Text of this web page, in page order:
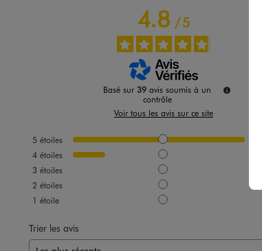
4.8/5
Basé sur39 avis soumis à un
contrôle
Voir tous les avis sur ce site
5 étoiles
4 étoiles
3 étoiles
2 étoiles
1 étoile
Trier les avis